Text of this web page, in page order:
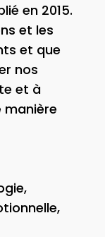
en 2015.
et les
et que
nos
et à